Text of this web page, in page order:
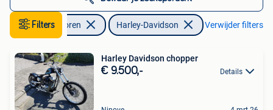
FiltersMotoren Harley-Davidson Verwijder filters
Harley Davidson chopper
€ 9.500,- Details